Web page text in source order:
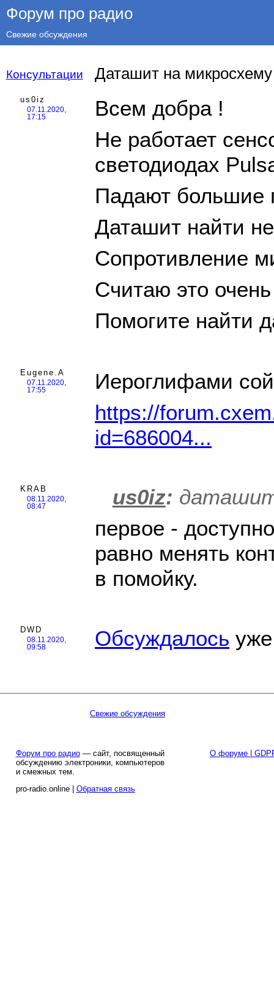
Форум про радио
Свежие обсуждения
Консультации Даташит на
us0iz
07.11.2020,
17:15
Всем добра !
Не работает
светодиодах
Падают большие
Даташит найти
Сопротивление
Считаю это
Помогите найти
Eugene.A
07.11.2020,
17:55
Иероглифами
https://
id=686004...
KRAB
08.11.2020,
08:47
us0iz: даташит
первое -
равно менять
в помойку.
DWD
08.11.2020,
09:58
Обсуждалось
Свежие обсуждения
Форум про радио— сайт, посвященный
обсуждению электроники, компьютеров
и смежных тем.
pro-radio.online | Обратная связь
О форуме |